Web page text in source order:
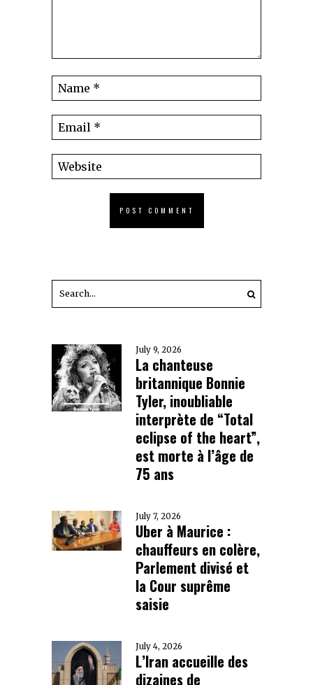
July 9, 2026
La chanteuse
britannique Bonnie
Tyler, inoubliable
interprète de “Total
eclipse of the heart”,
est morte à l’âge de
75 ans
July 7, 2026
Uber à Maurice :
chauffeurs en colère,
Parlement divisé et
la Cour suprême
saisie
July 4, 2026
L’Iran accueille des
dizaines de